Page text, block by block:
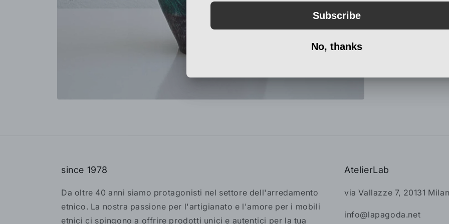
since 1978
Da oltre 40 anni siamo protagonisti nel settore dell'arredamento
etnico. La nostra passione per l'artigianato e l'amore per i mobili
etnici ci spingono a offrire prodotti unici e autentici per la tua
AtelierLab
via Vallazze 7, 20131
info@lapagoda.net